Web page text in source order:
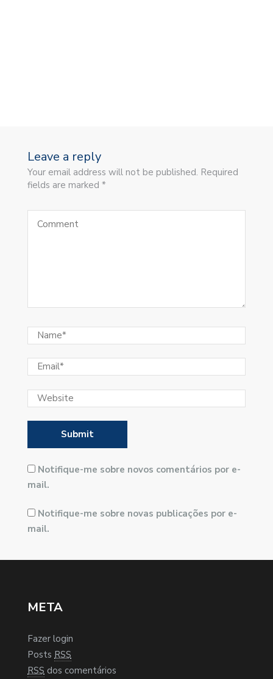
Leave a reply
Your email address will not be published. Required
fields are marked *
Notifique-me sobre novos comentários por e-
mail.
Notifique-me sobre novas publicações por e-
mail.
META
Fazer login
Posts RSS
RSS dos comentários